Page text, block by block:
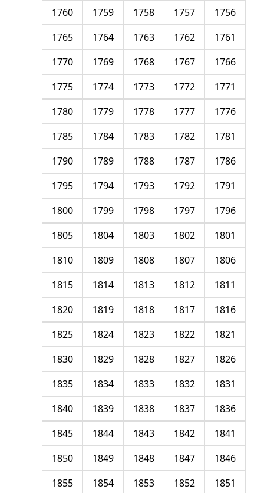
1756
1757
1758
1759
1760
1761
1762
1763
1764
1765
1766
1767
1768
1769
1770
1771
1772
1773
1774
1775
1776
1777
1778
1779
1780
1781
1782
1783
1784
1785
1786
1787
1788
1789
1790
1791
1792
1793
1794
1795
1796
1797
1798
1799
1800
1801
1802
1803
1804
1805
1806
1807
1808
1809
1810
1811
1812
1813
1814
1815
1816
1817
1818
1819
1820
1821
1822
1823
1824
1825
1826
1827
1828
1829
1830
1831
1832
1833
1834
1835
1836
1837
1838
1839
1840
1841
1842
1843
1844
1845
1846
1847
1848
1849
1850
1851
1852
1853
1854
1855